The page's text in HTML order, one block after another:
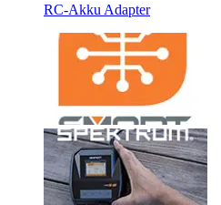
RC-Akku Adapter